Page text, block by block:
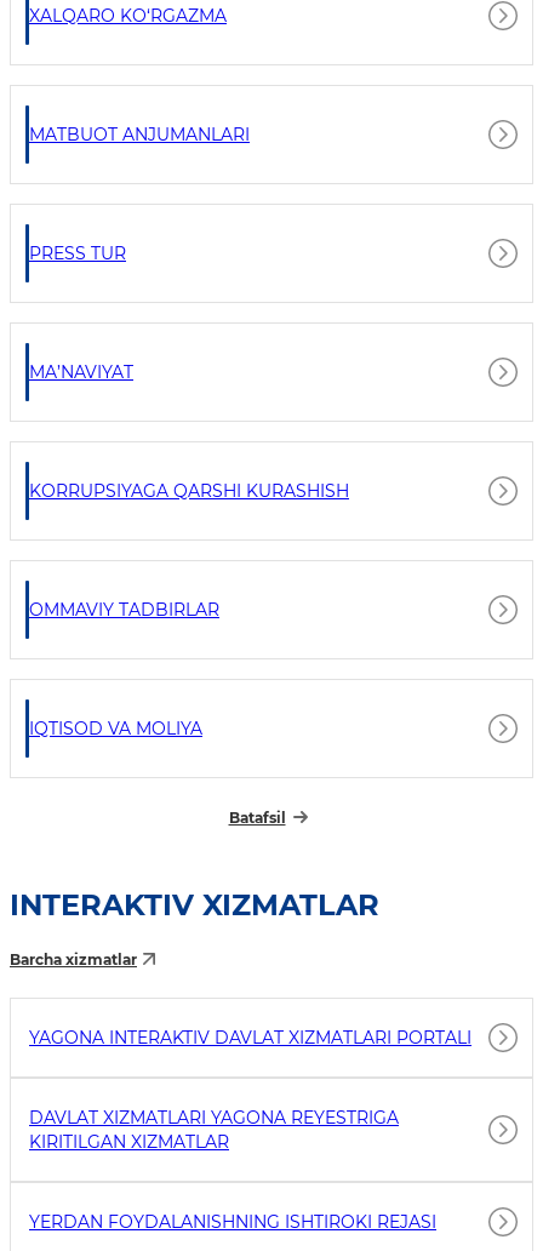
XALQARO KO‘RGAZMA
MATBUOT ANJUMANLARI
PRESS TUR
MA’NAVIYAT
KORRUPSIYAGA QARSHI KURASHISH
OMMAVIY TADBIRLAR
IQTISOD VA MOLIYA
Batafsil
INTERAKTIV XIZMATLAR
Barcha xizmatlar
YAGONA INTERAKTIV DAVLAT XIZMATLARI PORTALI
DAVLAT XIZMATLARI YAGONA REYESTRIGA
KIRITILGAN XIZMATLAR
YERDAN FOYDALANISHNING ISHTIROKI REJASI